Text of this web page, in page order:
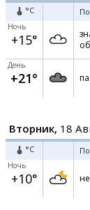
°C
Ночь
+15°
День
+21°
Вторник, 18
°C
Ночь
+10°